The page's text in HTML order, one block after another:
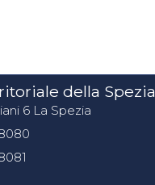
della Spezia
6 La Spezia